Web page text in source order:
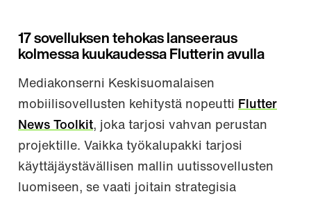
17 sovelluksen tehokas lanseeraus
kolmessa kuukaudessa Flutterin avulla
Mediakonserni Keskisuomalaisen
mobiilisovellusten kehitystä nopeutti Flutter
News Toolkit, joka tarjosi vahvan perustan
projektille. Vaikka työkalupakki tarjosi
käyttäjäystävällisen mallin uutissovellusten
luomiseen, se vaati joitain strategisia